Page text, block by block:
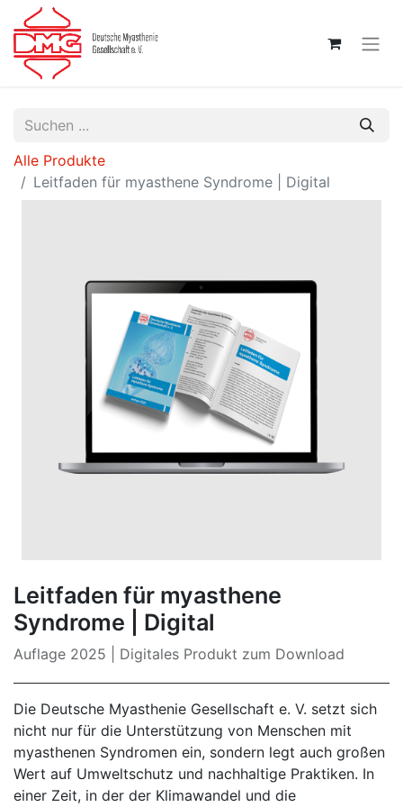
Alle Produkte
Leitfaden für myasthene Syndrome | Digital
Leitfaden für myasthene
Syndrome | Digital
Auflage 2025 | Digitales Produkt zum Download
Die Deutsche Myasthenie Gesellschaft e. V. setzt sich
nicht nur für die Unterstützung von Menschen mit
myasthenen Syndromen ein, sondern legt auch großen
Wert auf Umweltschutz und nachhaltige Praktiken. In
einer Zeit, in der der Klimawandel und die